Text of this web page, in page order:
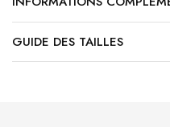
GUIDE DES TAILLES